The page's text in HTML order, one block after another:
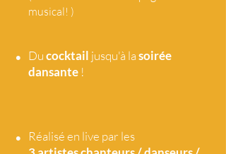
musical! )
• Ducocktail jusqu'à lasoirée
dansante !
•
Réalisé en live par les